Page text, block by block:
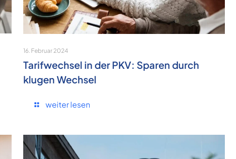
16. Februar 2024
Tarifwechsel in der PKV: Sparen durch
klugen Wechsel
weiter lesen